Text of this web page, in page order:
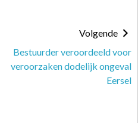
Volgende
Bestuurder veroordeeld voor
veroorzaken dodelijk ongeval
Eersel